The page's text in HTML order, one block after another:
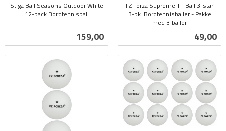
Stiga Ball Seasons Outdoor White
12-pack Bordtennisball
Pris
159,00
FZ Forza Supreme TT Ball 3-star
3-pk. Bordtennisballer - Pakke
med 3 baller
Pris
49,00